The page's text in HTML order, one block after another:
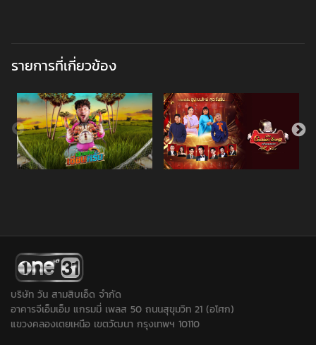
รายการที่เกี่ยวข้อง
บริษัท วัน สามสิบเอ็ด จำกัด
อาคารจีเอ็มเอ็ม แกรมมี่ เพลส 50 ถนนสุขุมวิท 21 (อโศก)
แขวงคลองเตยเหนือ เขตวัฒนา กรุงเทพฯ 10110